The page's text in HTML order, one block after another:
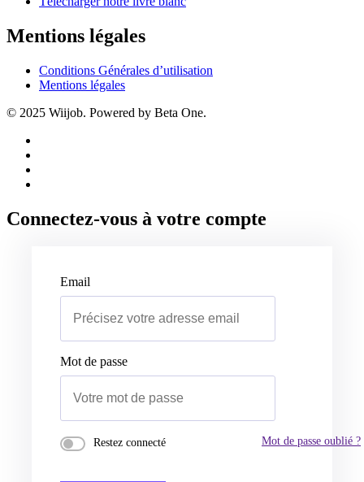
Mentions légales
Conditions Générales d’utilisation
Mentions légales
© 2025 Wiijob. Powered by Beta One.
Connectez-vous à votre compte
Email
Mot de passe
Restez connecté Mot de passe oublié ?